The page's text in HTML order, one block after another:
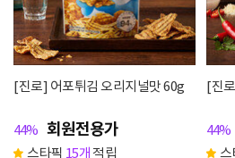
[진로] 어포튀김 오리지널맛 60g
44% 회원전용가
스타픽 15개적립
[진
44%
스